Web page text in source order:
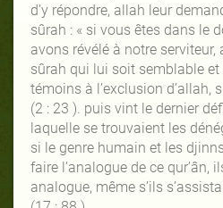
d’y répondre, allah leur
sûrah : « si vous êtes dans le
avons révélé à notre
sûrah qui lui soit semblable
témoins à l’exclusion d’allah,
(2 : 23 ). puis vint le dernier
laquelle se trouvaient les
si le genre humain et les
faire l’analogue de ce qur’ân,
analogue, même s’ils